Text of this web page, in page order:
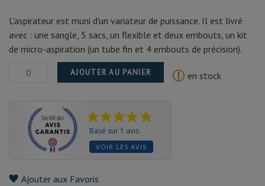
L'aspirateur est muni d'un variateur de puissance. Il est livré
avec : une sangle, 5 sacs, un flexible et deux embouts, un kit
de micro-aspiration (un tube fin et 4 embouts de précision).
AJOUTER AU PANIER en stock
Basé sur 1 avis
VOIR LES AVIS
Ajouter aux Favoris